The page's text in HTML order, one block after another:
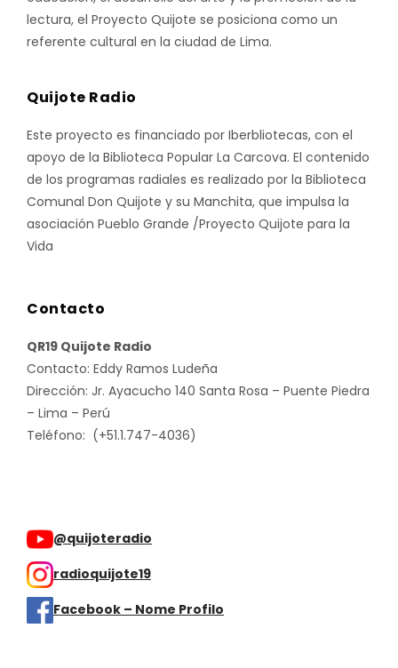
lectura, el Proyecto Quijote se posiciona como un
referente cultural en la ciudad de Lima.
Quijote Radio
Este proyecto es financiado por Iberbliotecas, con el
apoyo de la Biblioteca Popular La Carcova. El contenido
de los programas radiales es realizado por la Biblioteca
Comunal Don Quijote y su Manchita, que impulsa la
asociación Pueblo Grande /Proyecto Quijote para la
Vida
Contacto
QR19 Quijote Radio
Contacto: Eddy Ramos Ludeña
Dirección: Jr. Ayacucho 140 Santa Rosa – Puente Piedra
– Lima – Perú
Teléfono: (+51.1.747-4036)
@quijoteradio
radioquijote19
Facebook – Nome Profilo